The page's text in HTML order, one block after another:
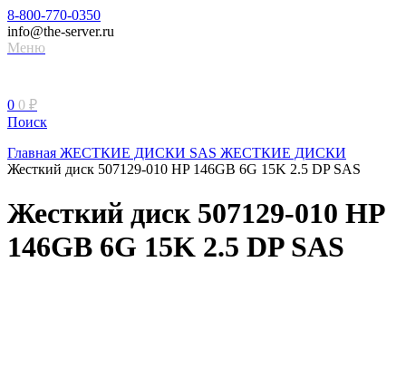
8-800-770-0350
info@the-server.ru
Меню
0 0 ₽
Поиск
Главная ЖЕСТКИЕ ДИСКИ SAS ЖЕСТКИЕ ДИСКИ
Жесткий диск 507129-010 HP 146GB 6G 15K 2.5 DP SAS
Жесткий диск 507129-010 HP
146GB 6G 15K 2.5 DP SAS